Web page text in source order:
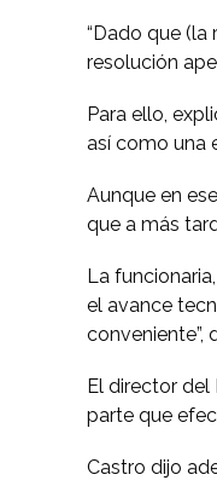
“Dado que
resolución
Para ello,
así como una
Aunque en
que a más
La
el avance
conveniente”,
El director
parte que
Castro dijo